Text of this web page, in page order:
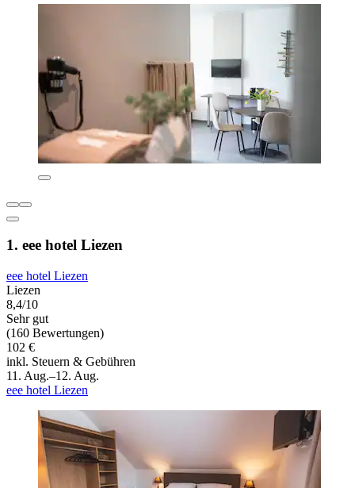
1. eee hotel Liezen
eee hotel Liezen
Liezen
8,4/10
Sehr gut
(160 Bewertungen)
102 €
inkl. Steuern & Gebühren
11. Aug.–12. Aug.
eee hotel Liezen